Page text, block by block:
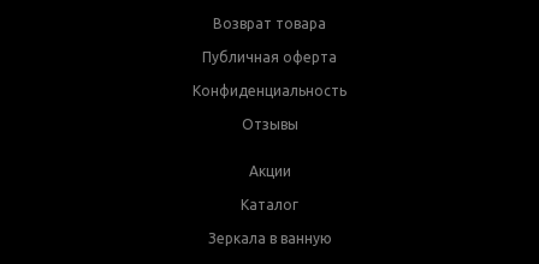
Возврат товара
Публичная оферта
Конфиденциальность
Отзывы
Акции
Каталог
Зеркала в ванную